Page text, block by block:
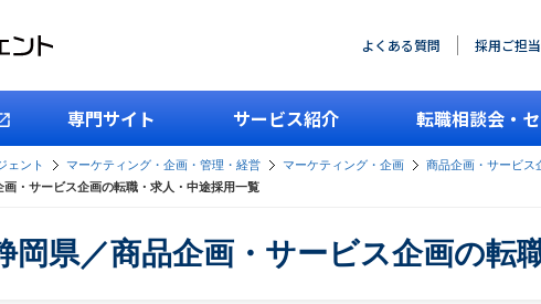
よくある質問 採用ご担
専門サイト サービス紹介 転職相談会・
ェント マーケティング・企画・管理・経営 マーケティング・企画 商品企画・サービス
画・サービス企画の転職・求人・中途採用一覧
岡県／商品企画・サービス企画の転